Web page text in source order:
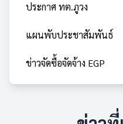
ประกาศ ทต.ภูวง
แผนพับประชาสัมพันธ์
ข่าวจัดซื้อจัดจ้าง EGP